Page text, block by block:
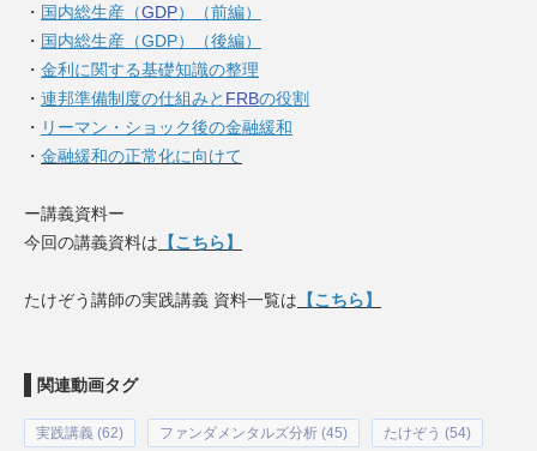
・ 国内総生産（GDP）（前編）
・ 国内総生産（GDP）（後編）
・ 金利に関する基礎知識の整理
・ 連邦準備制度の仕組みと FRBの役割
・ リーマン・ショック後の金融緩和
・ 金融緩和の正常化に向けて
ー講義資料ー
今回の講義資料は 【こちら】
たけぞう講師の実践講義 資料一覧は 【こちら】
関連動画タグ
実践講義 (62) ファンダメンタルズ分析 (45) たけぞう (54)